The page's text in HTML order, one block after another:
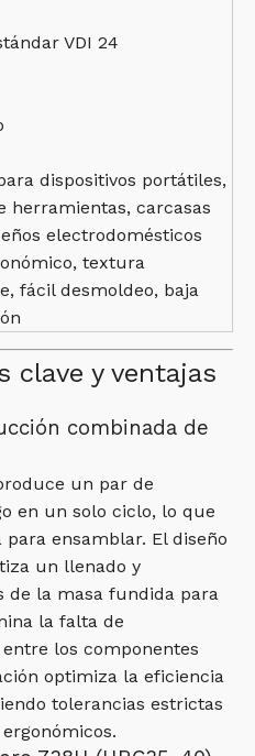
VDI 24
dispositivos portátiles,
herramientas, carcasas
electrodomésticos
textura
fácil desmoldeo, baja
clave y ventajas
combinada de
un par de
en un solo ciclo, lo que
ensamblar. El diseño
un llenado y
de la masa fundida para
la falta de
los componentes
optimiza la eficiencia
tolerancias estrictas